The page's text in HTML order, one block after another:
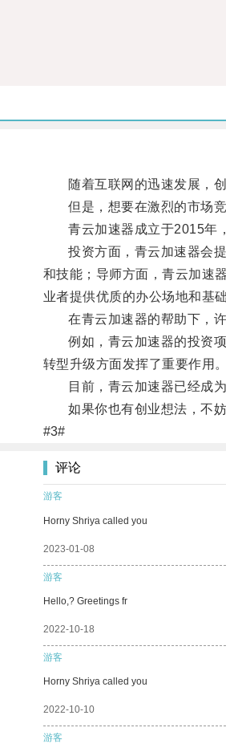
随着互联网的迅速发展，创
但是，想要在激烈的市场竞
青云加速器成立于2015年，
投资方面，青云加速器会提
和技能；导师方面，青云加速
业者提供优质的办公场地和基础
在青云加速器的帮助下，许
例如，青云加速器的投资项
转型升级方面发挥了重要作用。
目前，青云加速器已经成为
如果你也有创业想法，不妨
#3#
评论
游客
Horny Shriya called you
2023-01-08
游客
Hello,? Greetings fr
2022-10-18
游客
Horny Shriya called you
2022-10-10
游客